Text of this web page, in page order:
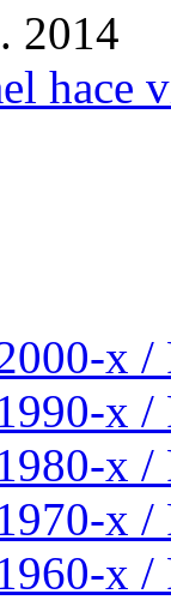
2014
hace
х /
х /
х /
х /
х /